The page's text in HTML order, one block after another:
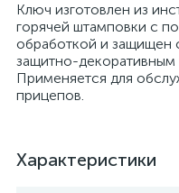
Ключ изготовлен из
горячей штамповки с
обработкой и защищен
защитно-декоративным
Применяется для
прицепов.
Характеристики